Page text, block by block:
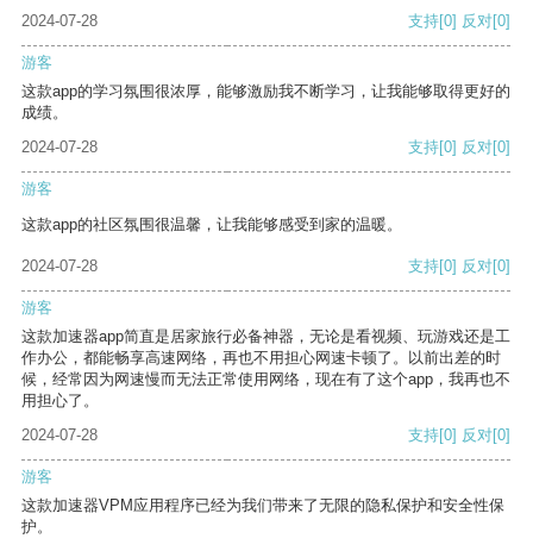
2024-07-28
支持[0] 反对[0]
游客
这款app的学习氛围很浓厚，能够激励我不断学习，让我能够取得更好的
成绩。
2024-07-28
支持[0] 反对[0]
游客
这款app的社区氛围很温馨，让我能够感受到家的温暖。
2024-07-28 支持[0] 反对[0]
游客
这款加速器app简直是居家旅行必备神器，无论是看视频、玩游戏还是工
作办公，都能畅享高速网络，再也不用担心网速卡顿了。以前出差的时
候，经常因为网速慢而无法正常使用网络，现在有了这个app，我再也不
用担心了。
2024-07-28
支持[0] 反对[0]
游客
这款加速器VPM应用程序已经为我们带来了无限的隐私保护和安全性保
护。